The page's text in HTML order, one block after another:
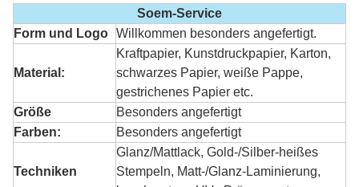
Soem-Service
Form und Logo Willkommen besonders angefertigt.
Material:
Kraftpapier, Kunstdruckpapier, Karton,
schwarzes Papier, weiße Pappe,
gestrichenes Papier etc.
Größe
Besonders angefertigt
Farben:
Besonders angefertigt
Techniken
Glanz/Mattlack, Gold-/Silber-heißes
Stempeln, Matt-/Glanz-Laminierung,